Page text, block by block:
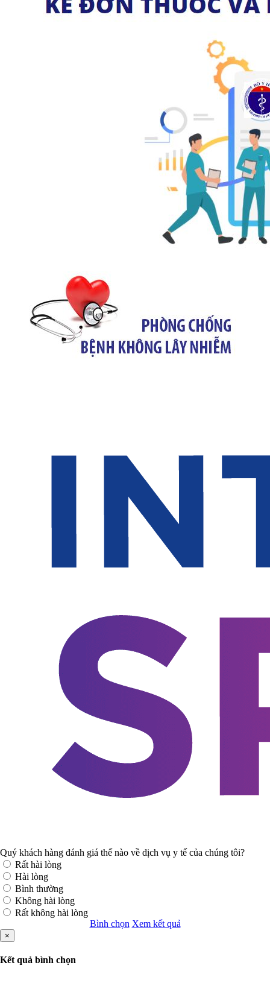
Quý khách hàng đánh giá thế nào về dịch vụ y tế của chúng tôi?
Rất hài lòng
Hài lòng
Bình thường
Không hài lòng
Rất không hài lòng
Bình chọn Xem kết quả
×
Kết quả bình chọn